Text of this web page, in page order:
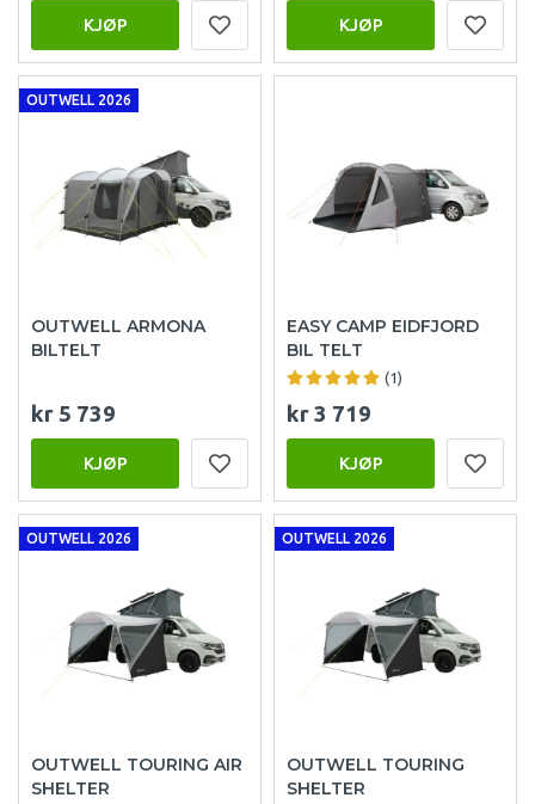
KJØP KJØP
OUTWELL 2026
OUTWELL ARMONA
BILTELT
kr 5 739
KJØP
EASY CAMP EIDFJORD
BIL TELT
(1)
kr 3 719
KJØP
OUTWELL 2026
OUTWELL TOURING AIR
SHELTER
OUTWELL 2026
OUTWELL TOURING
SHELTER